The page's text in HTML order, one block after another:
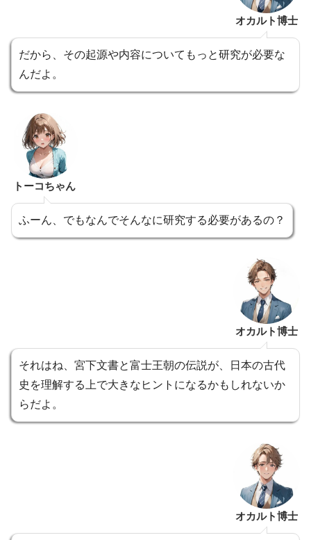
オカルト博士
だから、その起源や内容についてもっと研究が必要な
んだよ。
トーコちゃん
ふーん、でもなんでそんなに研究する必要があるの？
オカルト博士
それはね、宮下文書と富士王朝の伝説が、日本の古代
史を理解する上で大きなヒントになるかもしれないか
らだよ。
オカルト博士